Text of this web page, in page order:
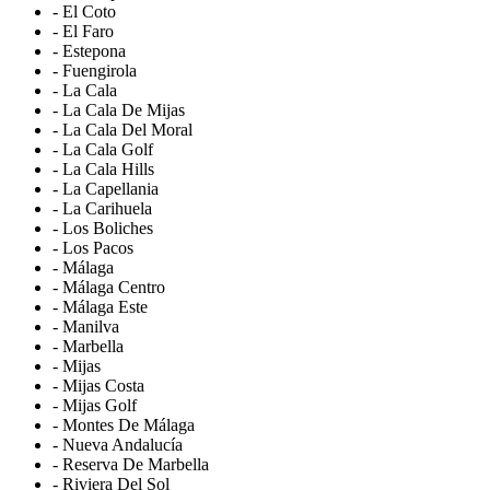
- El Coto
- El Faro
- Estepona
- Fuengirola
- La Cala
- La Cala De Mijas
- La Cala Del Moral
- La Cala Golf
- La Cala Hills
- La Capellania
- La Carihuela
- Los Boliches
- Los Pacos
- Málaga
- Málaga Centro
- Málaga Este
- Manilva
- Marbella
- Mijas
- Mijas Costa
- Mijas Golf
- Montes De Málaga
- Nueva Andalucía
- Reserva De Marbella
- Riviera Del Sol